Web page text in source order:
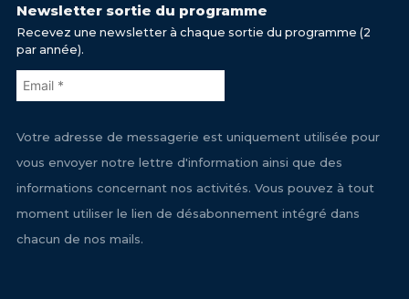
Newsletter sortie du programme
Recevez une newsletter à chaque sortie du programme (2
par année).
Votre adresse de messagerie est uniquement utilisée pour
vous envoyer notre lettre d'information ainsi que des
informations concernant nos activités. Vous pouvez à tout
moment utiliser le lien de désabonnement intégré dans
chacun de nos mails.